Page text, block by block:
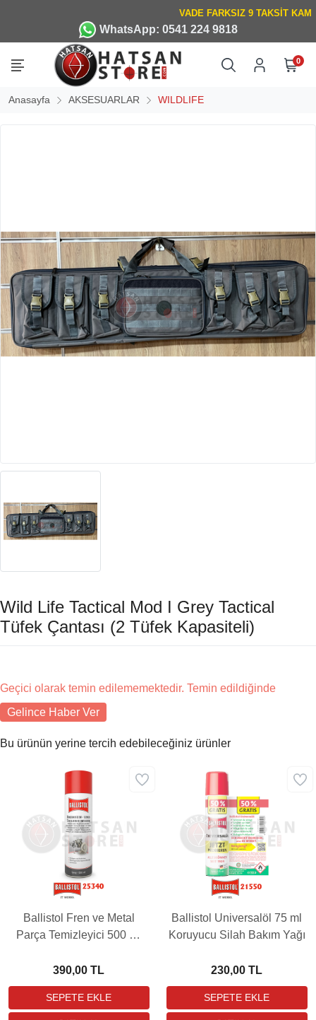
WhatsApp: 0541 224 9818
0
Anasayfa AKSESUARLAR WILDLIFE
Wild Life Tactical Mod I Grey Tactical
Tüfek Çantası (2 Tüfek Kapasiteli)
Geçici olarak temin edilememektedir. Temin edildiğinde
Gelince Haber Ver
Bu ürünün yerine tercih edebileceğiniz ürünler
Ballistol Fren ve Metal
Parça Temizleyici 500 ml
390,00 TL
Ballistol Universalöl 75 ml
Koruyucu Silah Bakım Yağı
230,00 TL